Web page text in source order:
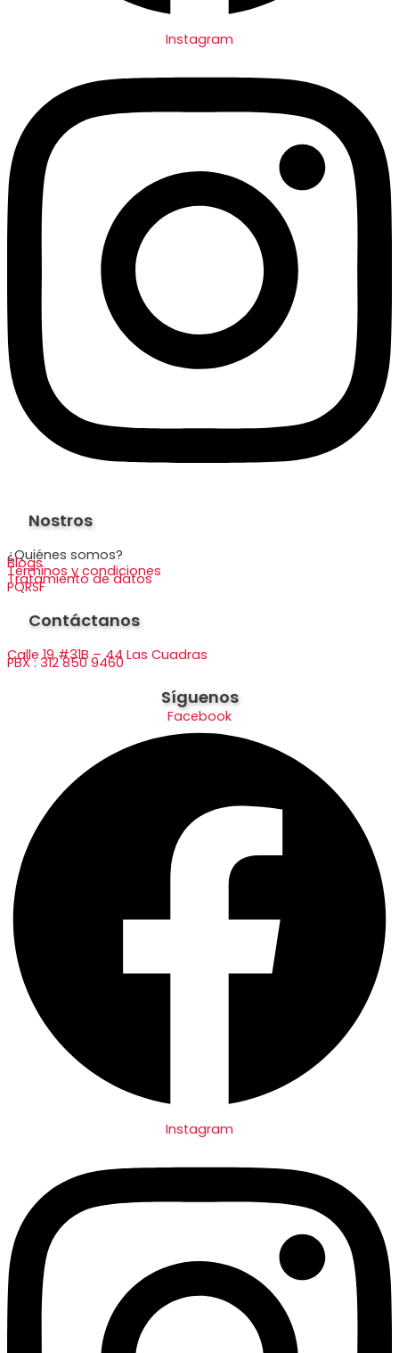
Instagram
Nostros
¿Quiénes somos?
Blogs
Términos y condiciones
Tratamiento de datos
PQRSF
Contáctanos
Calle 19 #31B – 44 Las Cuadras
PBX : 312 850 9460
Síguenos
Facebook
Instagram